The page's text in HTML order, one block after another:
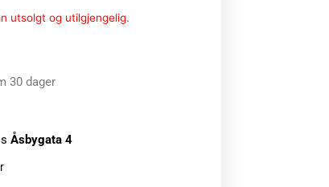
utsolgt og utilgjengelig.
30 dager
Åsbygata 4